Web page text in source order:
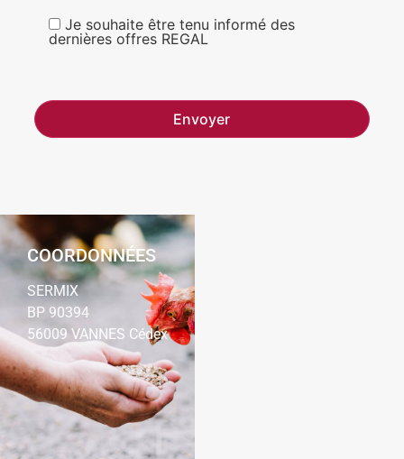
Je souhaite être tenu informé des
dernières offres REGAL
COORDONNÉES
SERMIX
BP 90394
56009 VANNES Cédex